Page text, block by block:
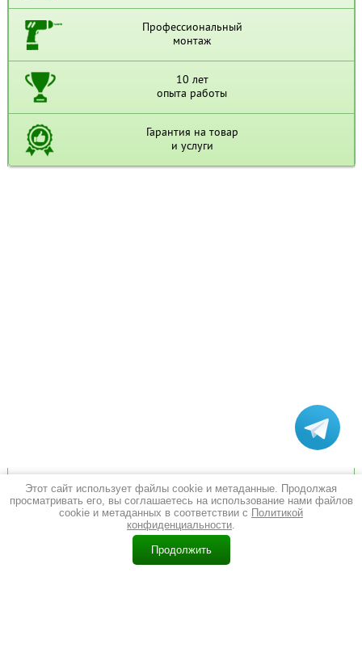
Профессиональный
монтаж
10 лет
опыта работы
Гарантия на товар
и услуги
Мы в Instagram
Перейти в Instagram
Корзина
Этот сайт использует файлы cookie и метаданные. Продолжая
просматривать его, вы соглашаетесь на использование нами файлов
cookie и метаданных в соответствии с Политикой
конфиденциальности.
Продолжить